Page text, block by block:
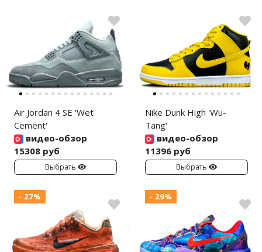
Air Jordan 4 SE 'Wet
Cement'
видео-обзор
15308 руб
Выбрать
Nike Dunk High 'Wu-
Tang'
видео-обзор
11396 руб
Выбрать
- 27% - 29%